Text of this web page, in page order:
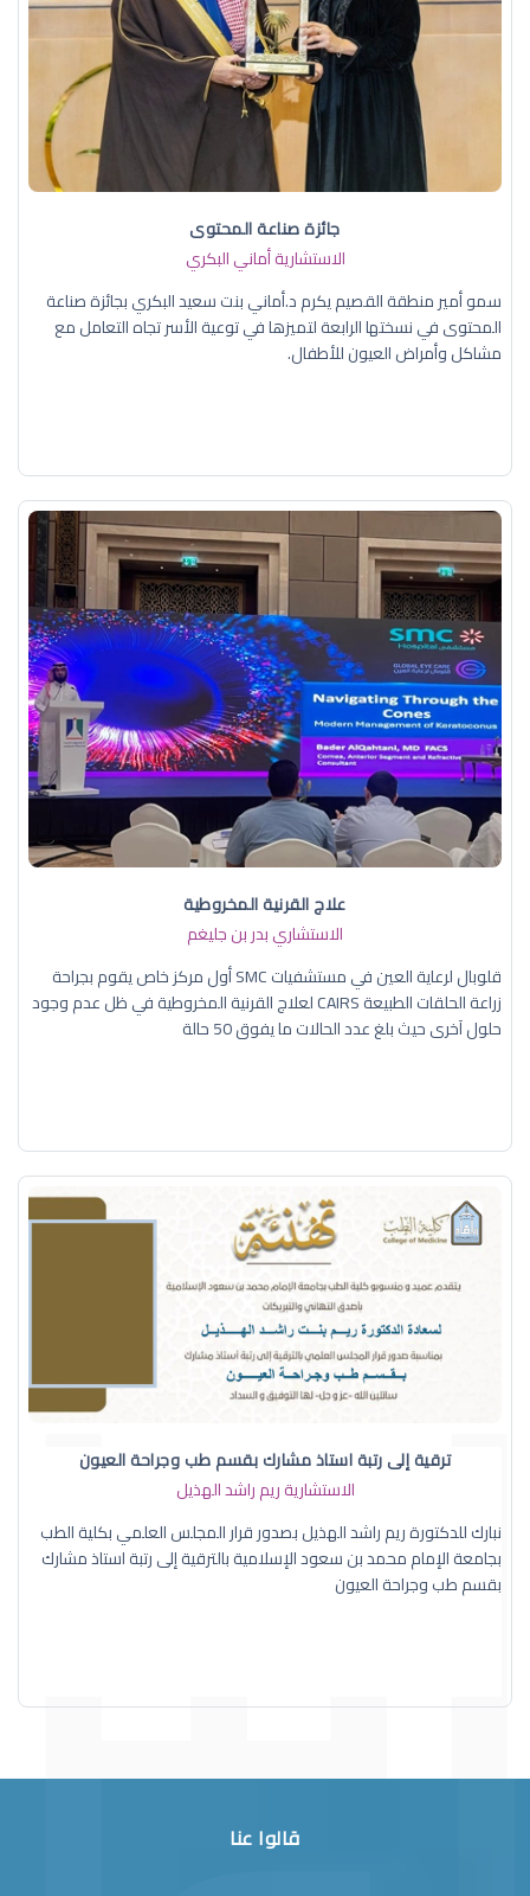
جائزة صناعة المحتوى
الاستشارية أماني البكري
سمو أمير منطقة القصيم يكرم د.أماني بنت سعيد البكري بجائزة صناعة
المحتوى في نسختها الرابعة لتميزها في توعية الأسر تجاه التعامل مع
مشاكل وأمراض العيون للأطفال.
علاج القرنية المخروطية
الاستشاري بدر بن جليغم
قلوبال لرعاية العين في مستشفيات SMC أول مركز خاص يقوم بجراحة
زراعة الحلقات الطبيعة CAIRS لعلاج القرنية المخروطية في ظل عدم وجود
حلول آخرى حيث بلغ عدد الحالات ما يفوق 50 حالة
ترقية إلى رتبة استاذ مشارك بقسم طب وجراحة العيون
الاستشارية ريم راشد الهذيل
نبارك للدكتورة ريم راشد الهذيل بصدور قرار المجلس العلمي بكلية الطب
بجامعة الإمام محمد بن سعود الإسلامية بالترقية إلى رتبة استاذ مشارك
بقسم طب وجراحة العيون
قالوا عنا